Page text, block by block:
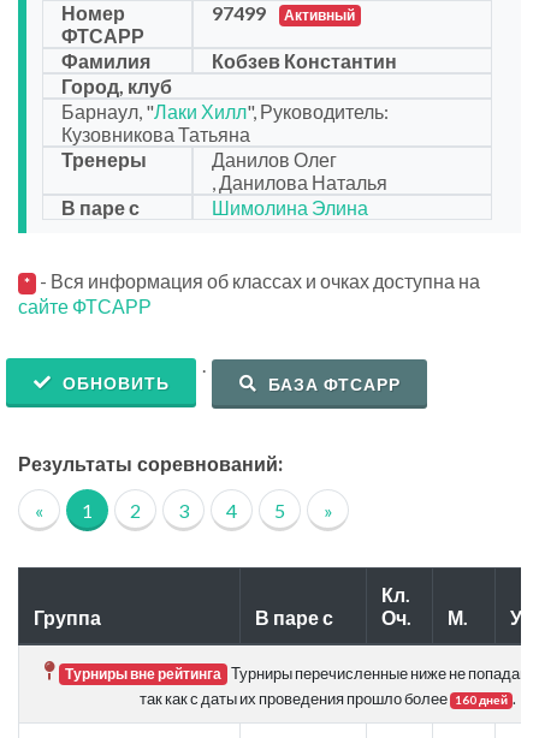
Номер
ФТСАРР
97499 Активный
Фамилия
Кобзев Константин
Город, клуб
Барнаул, "Лаки Хилл", Руководитель:
Кузовникова Татьяна
Тренеры
Данилов Олег
, Данилова Наталья
В паре с
Шимолина Элина
* - Вся информация об классах и очках доступна на
сайте ФТСАРР
ОБНОВИТЬ
.
БАЗА ФТСАРР
Результаты соревнований:
« 1 2 3 4 5 »
Группа В паре с
Кл.
Оч.
М. Уч.
Турниры вне рейтинга Турниры перечисленные ниже не попадают
так как с даты их проведения прошло более 160 дней .